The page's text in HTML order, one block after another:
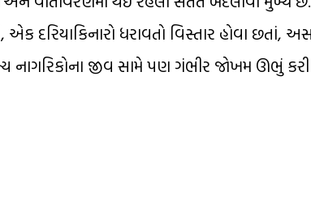
દરિયાકિનારો ધરાવતો વિસ્તાર હોવા છતાં,
જીવ સામે પણ ગંભીર જોખમ ઊભું કરી